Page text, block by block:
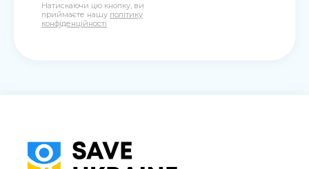
Натискаючи цю кнопку, ви
приймаєте нашу політику
конфіденційності